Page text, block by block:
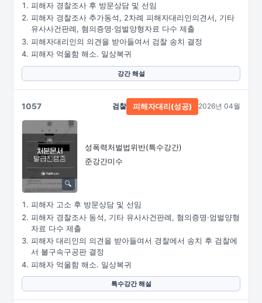
피해자 경찰조사 후 방문상담 및 선임
피해자 경찰조사 추가동석, 2차례 피해자대리인의견서, 기타
유사사건판례, 혐의증명·엄벌양형자료 다수 제출
피해자대리인의 의견을 받아들여서 검찰 송치 결정
피해자 억울함 해소. 일상복귀
강간 해설
1057
성폭력처벌법위반(특수강간)
준강간미수
검찰 피해자대리(성공) 2026년 04월
피해자 고소 후 방문상담 및 선임
피해자 경찰조사 동석, 기타 유사사건판례, 혐의증명·엄벌양형
자료 다수 제출
피해자 대리인의 의견을 받아들여서 경찰에서 송치 후 검찰에
서 불구속구공판 결정
피해자 억울함 해소. 일상복귀
특수강간 해설